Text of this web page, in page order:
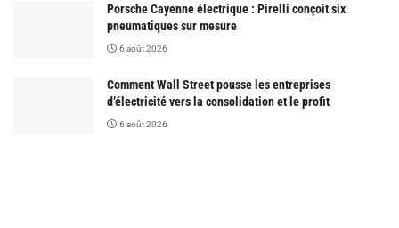
Porsche Cayenne électrique : Pirelli conçoit six
pneumatiques sur mesure
6 août 2026
Comment Wall Street pousse les entreprises
d’électricité vers la consolidation et le profit
6 août 2026